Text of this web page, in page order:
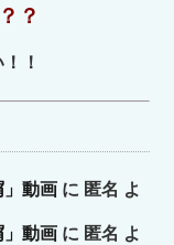
？
！
動画 に 匿名 よ
動画 に 匿名 よ